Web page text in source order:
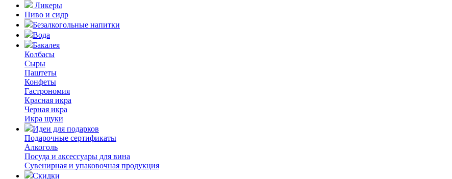
Ликеры
Пиво и сидр
Безалкогольные напитки
Вода
Бакалея
Колбасы
Сыры
Паштеты
Конфеты
Гастрономия
Красная икра
Черная икра
Икра щуки
Идеи для подарков
Подарочные сертификаты
Алкоголь
Посуда и аксессуары для вина
Сувенирная и упаковочная продукция
Скидки